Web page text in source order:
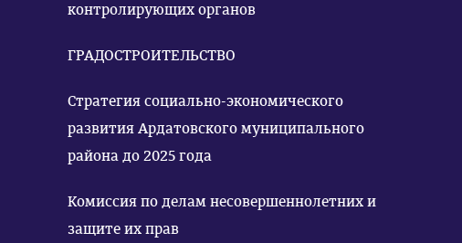
контролирующих органов
ГРАДОСТРОИТЕЛЬСТВО
Стратегия социально-экономического
развития Ардатовского муниципального
района до 2025 года
Комиссия по делам несовершеннолетних и
защите их прав